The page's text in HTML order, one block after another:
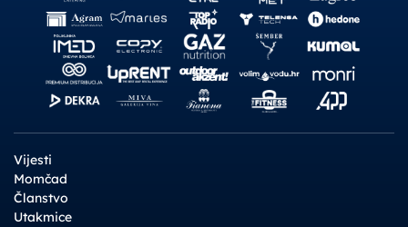
Vijesti
Momčad
Članstvo
Utakmice